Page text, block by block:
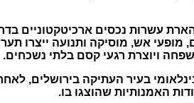
עשרות נכסים ארכיטקטוניים
מופעי אש, מוסיקה ותנועה ייצרו
ויוצרת רגעי קסם בלתי נשכחים.
בעיר העתיקה בירושלים,